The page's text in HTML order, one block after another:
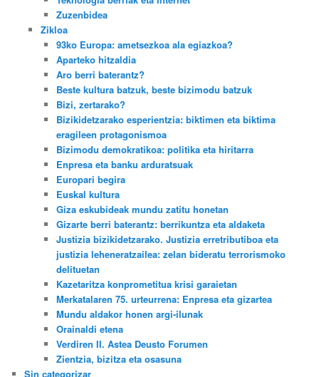
Zuzenbidea
Zikloa
93ko Europa: ametsezkoa ala egiazkoa?
Aparteko hitzaldia
Aro berri baterantz?
Beste kultura batzuk, beste bizimodu batzuk
Bizi, zertarako?
Bizikidetzarako esperientzia: biktimen eta biktima
eragileen protagonismoa
Bizimodu demokratikoa: politika eta hiritarra
Enpresa eta banku arduratsuak
Europari begira
Euskal kultura
Giza eskubideak mundu zatitu honetan
Gizarte berri baterantz: berrikuntza eta aldaketa
Justizia bizikidetzarako. Justizia erretributiboa eta
justizia leheneratzailea: zelan bideratu terrorismoko
delituetan
Kazetaritza konprometitua krisi garaietan
Merkatalaren 75. urteurrena: Enpresa eta gizartea
Mundu aldakor honen argi-ilunak
Orainaldi etena
Verdiren II. Astea Deusto Forumen
Zientzia, bizitza eta osasuna
Sin categorizar